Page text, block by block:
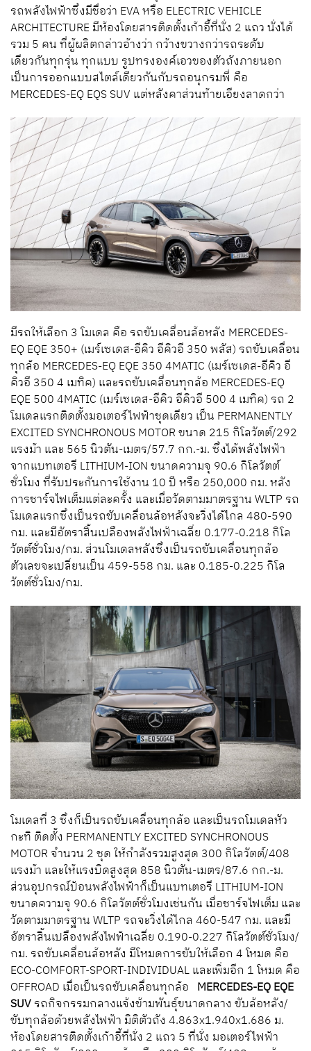
รถพลังไฟฟ้าซึ่งมีชื่อว่า EVA หรือ ELECTRIC VEHICLE
ARCHITECTURE มีห้องโดยสารติดตั้งเก้าอี้ที่นั่ง 2 แถว นั่งได้
รวม 5 คน ที่ผู้ผลิตกล่าวอ้างว่า กว้างขวางกว่ารถระดับ
เดียวกันทุกรุ่น ทุกแบบ รูปทรงองค์เอวของตัวถังภายนอก
เป็นการออกแบบสไตล์เดียวกันกับรถอนุกรมพี่ คือ
MERCEDES-EQ EQS SUV แต่หลังคาส่วนท้ายเอียงลาดกว่า
มีรถให้เลือก 3 โมเดล คือ รถขับเคลื่อนล้อหลัง MERCEDES-
EQ EQE 350+ (เมร์เซเดส-อีคิว อีคิวอี 350 พลัส) รถขับเคลื่อน
ทุกล้อ MERCEDES-EQ EQE 350 4MATIC (เมร์เซเดส-อีคิว อี
คิวอี 350 4 เมทิค) และรถขับเคลื่อนทุกล้อ MERCEDES-EQ
EQE 500 4MATIC (เมร์เซเดส-อีคิว อีคิวอี 500 4 เมทิค) รถ 2
โมเดลแรกติดตั้งมอเตอร์ไฟฟ้าชุดเดียว เป็น PERMANENTLY
EXCITED SYNCHRONOUS MOTOR ขนาด 215 กิโลวัตต์/292
แรงม้า และ 565 นิวตัน-เมตร/57.7 กก.-ม. ซึ่งได้พลังไฟฟ้า
จากแบทเตอรี LITHIUM-ION ขนาดความจุ 90.6 กิโลวัตต์
ชั่วโมง ที่รับประกันการใช้งาน 10 ปี หรือ 250,000 กม. หลัง
การชาร์จไฟเต็มแต่ละครั้ง และเมื่อวัดตามมาตรฐาน WLTP รถ
โมเดลแรกซึ่งเป็นรถขับเคลื่อนล้อหลังจะวิ่งได้ไกล 480-590
กม. และมีอัตราสิ้นเปลืองพลังไฟฟ้าเฉลี่ย 0.177-0.218 กิโล
วัตต์ชั่วโมง/กม. ส่วนโมเดลหลังซึ่งเป็นรถขับเคลื่อนทุกล้อ
ตัวเลขจะเปลี่ยนเป็น 459-558 กม. และ 0.185-0.225 กิโล
วัตต์ชั่วโมง/กม.
โมเดลที่ 3 ซึ่งก็เป็นรถขับเคลื่อนทุกล้อ และเป็นรถโมเดลหัว
กะทิ ติดตั้ง PERMANENTLY EXCITED SYNCHRONOUS
MOTOR จำนวน 2 ชุด ให้กำลังรวมสูงสุด 300 กิโลวัตต์/408
แรงม้า และให้แรงบิดสูงสุด 858 นิวตัน-เมตร/87.6 กก.-ม.
ส่วนอุปกรณ์ป้อนพลังไฟฟ้าก็เป็นแบทเตอรี LITHIUM-ION
ขนาดความจุ 90.6 กิโลวัตต์ชั่วโมงเช่นกัน เมื่อชาร์จไฟเต็ม และ
วัดตามมาตรฐาน WLTP รถจะวิ่งได้ไกล 460-547 กม. และมี
อัตราสิ้นเปลืองพลังไฟฟ้าเฉลี่ย 0.190-0.227 กิโลวัตต์ชั่วโมง/
กม. รถขับเคลื่อนล้อหลัง มีโหมดการขับให้เลือก 4 โหมด คือ
ECO-COMFORT-SPORT-INDIVIDUAL และเพิ่มอีก 1 โหมด คือ
OFFROAD เมื่อเป็นรถขับเคลื่อนทุกล้อ MERCEDES-EQ EQE
SUVรถกิจกรรมกลางแจ้งข้ามพันธุ์ขนาดกลาง ขับล้อหลัง/
ขับทุกล้อด้วยพลังไฟฟ้า มิติตัวถัง 4.863x1.940x1.686 ม.
ห้องโดยสารติดตั้งเก้าอี้ที่นั่ง 2 แถว 5 ที่นั่ง มอเตอร์ไฟฟ้า